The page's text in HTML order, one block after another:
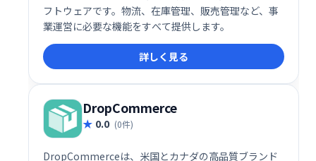
フトウェアです。物流、在庫管理、販売管理など、事
業運営に必要な機能をすべて提供します。
詳しく見る
DropCommerce
0.0 (0件)
DropCommerceは、米国とカナダの高品質ブランド